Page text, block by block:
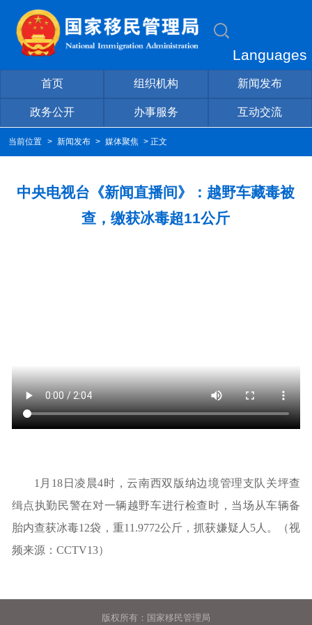
Languages
首页 组织机构 新闻发布
政务公开 办事服务 互动交流
当前位置 > 新闻发布 > 媒体聚焦 > 正文
中央电视台《新闻直播间》：越野车藏毒被
查，缴获冰毒超11公斤
1月18日凌晨4时，云南西双版纳边境管理支队关坪查
缉点执勤民警在对一辆越野车进行检查时，当场从车辆备
胎内查获冰毒12袋，重11.9772公斤，抓获嫌疑人5人。（视
频来源：CCTV13）
版权所有：国家移民管理局